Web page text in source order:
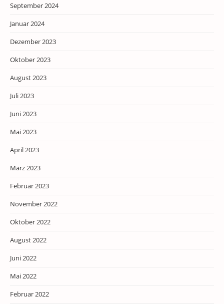
September 2024
Januar 2024
Dezember 2023
Oktober 2023
August 2023
Juli 2023
Juni 2023
Mai 2023
April 2023
März 2023
Februar 2023
November 2022
Oktober 2022
August 2022
Juni 2022
Mai 2022
Februar 2022